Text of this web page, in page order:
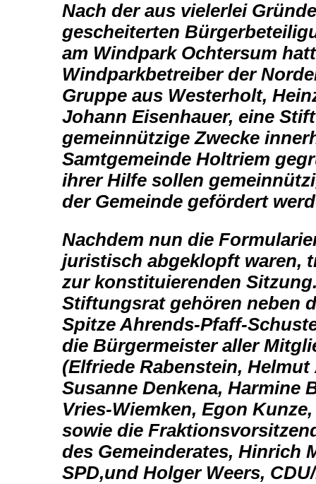
Nach der aus vielerlei
gescheiterten
am Windpark Ochtersum
Windparkbetreiber der
Gruppe aus Westerholt,
Johann Eisenhauer, eine
gemeinnützige Zwecke
Samtgemeinde Holtriem
ihrer Hilfe sollen
der Gemeinde gefördert
Nachdem nun die
juristisch abgeklopft waren,
zur konstituierenden
Stiftungsrat gehören neben
Spitze Ahrends-Pfaff-
die Bürgermeister aller
(Elfriede Rabenstein, Helmut
Susanne Denkena, Harmine
Vries-Wiemken, Egon
sowie die
des Gemeinderates, Hinrich
SPD,und Holger Weers,